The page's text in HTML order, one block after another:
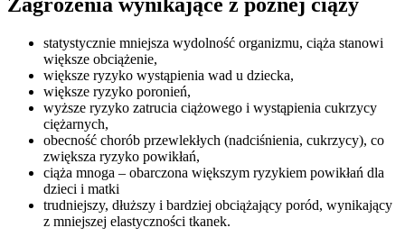
statystycznie mniejsza wydolność organizmu, ciąża stanowi
większe obciążenie,
większe ryzyko wystąpienia wad u dziecka,
większe ryzyko poronień,
wyższe ryzyko zatrucia ciążowego i wystąpienia cukrzycy
ciężarnych,
obecność chorób przewlekłych (nadciśnienia, cukrzycy), co
zwiększa ryzyko powikłań,
ciąża mnoga – obarczona większym ryzykiem powikłań dla
dzieci i matki
trudniejszy, dłuższy i bardziej obciążający poród, wynikający
z mniejszej elastyczności tkanek.